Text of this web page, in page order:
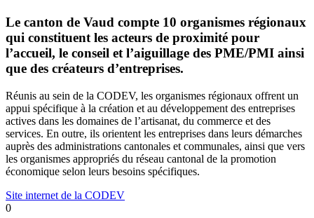
Le canton de Vaud compte 10 organismes régionaux
qui constituent les acteurs de proximité pour
l’accueil, le conseil et l’aiguillage des PME/PMI ainsi
que des créateurs d’entreprises.
Réunis au sein de la CODEV, les organismes régionaux offrent un
appui spécifique à la création et au développement des entreprises
actives dans les domaines de l’artisanat, du commerce et des
services. En outre, ils orientent les entreprises dans leurs démarches
auprès des administrations cantonales et communales, ainsi que vers
les organismes appropriés du réseau cantonal de la promotion
économique selon leurs besoins spécifiques.
Site internet de la CODEV
0